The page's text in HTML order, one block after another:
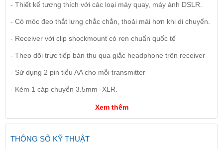
- Thiết kế tương thích với các loại máy quay, máy ảnh DSLR.
- Có móc đeo thắt lưng chắc chắn, thoải mái hơn khi di chuyển.
- Receiver với clip shockmount có ren chuẩn quốc tế
- Theo dõi trực tiếp bản thu qua giắc headphone trên receiver
- Sử dụng 2 pin tiểu AA cho mỗi transmitter
- Kèm 1 cáp chuyển 3.5mm -XLR.
Xem thêm
THÔNG SỐ KỸ THUẬT